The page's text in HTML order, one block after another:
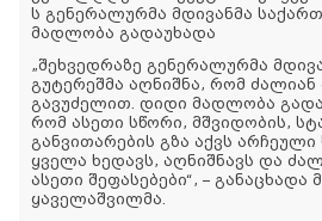
ს გენერალურმა მდივანმა
მადლობა გადაუხადა
„შეხვედრაზე გენერალურმა
გუტერეშმა აღნიშნა, რომ
გავუძელით. დიდი მადლობა
რომ ასეთი სწორი, მშვიდობის,
განვითარების გზა აქვს
ყველა ხედავს, აღნიშნავს და
ასეთი შეფასებები“, – განაცხადა
ყაველაშვილმა.